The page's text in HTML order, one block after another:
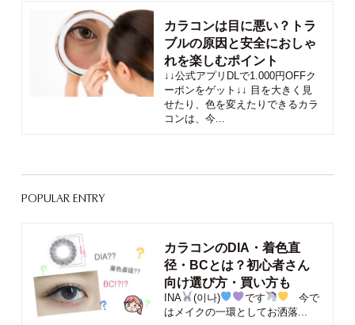
カラコンは目に悪い？トラ
ブルの原因と安全におしゃ
れを楽しむポイント
↓↓公式アプリDLで1.000円OFFク
ーポンをゲット↓↓ 目を大きく見
せたり、色を変えたりできるカラ
コンは、今...
POPULAR ENTRY
カラコンのDIA・着色直
径・BCとは？初心者さん
向け選び方・買い方も
INA (이나) です
今で
はメイクの一環としてお洒落...